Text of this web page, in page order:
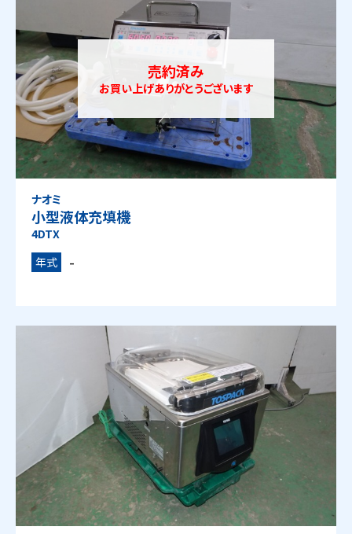
売約済み
お買い上げありがとうございます
ナオミ
小型液体充填機
4DTX
年式
-